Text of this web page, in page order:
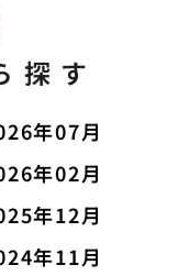
探す
年07月
年02月
年12月
年11月